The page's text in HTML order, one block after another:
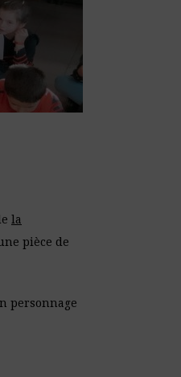
la
pièce de
personnage